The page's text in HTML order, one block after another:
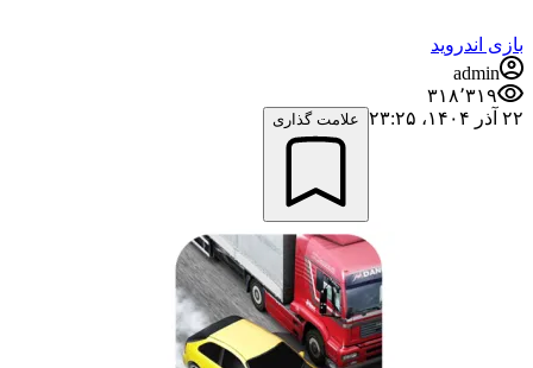
بازی اندروید
admin
۳۱۸٬۳۱۹
۲۲ آذر ۱۴۰۴،‏ ۲۳:۲۵
علامت گذاری